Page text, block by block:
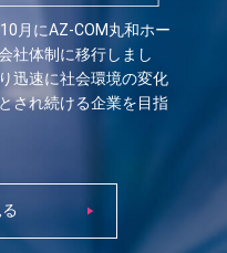
月にAZ-COM丸和ホー
社体制に移行しまし
迅速に社会環境の変化
され続ける企業を目指